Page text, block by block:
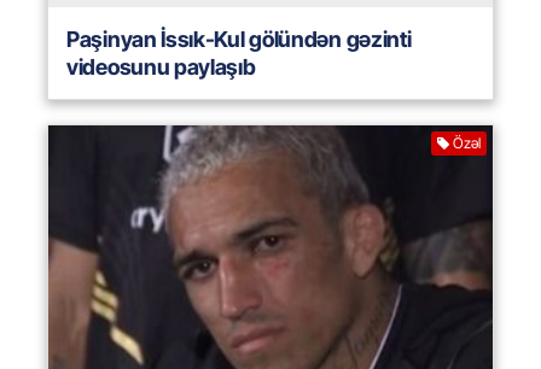
Paşinyan İssık-Kul gölündən gəzinti
videosunu paylaşıb
Özəl